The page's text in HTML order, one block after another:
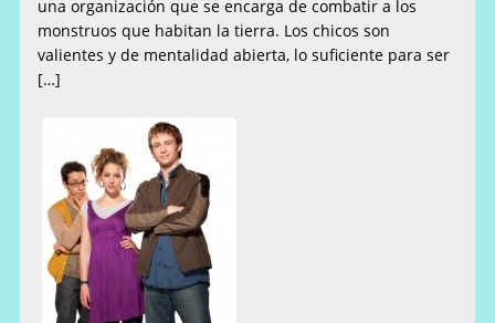
una organización que se encarga de combatir a los
monstruos que habitan la tierra. Los chicos son
valientes y de mentalidad abierta, lo suficiente para ser
[…]